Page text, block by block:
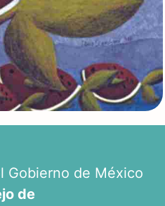
Gobierno de México
de